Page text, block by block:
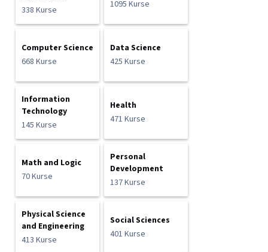
338 Kurse
1095 Kurse
Computer Science
668 Kurse
Data Science
425 Kurse
Information
Technology
145 Kurse
Health
471 Kurse
Math and Logic
70 Kurse
Personal
Development
137 Kurse
Physical Science
and Engineering
413 Kurse
Social Sciences
401 Kurse